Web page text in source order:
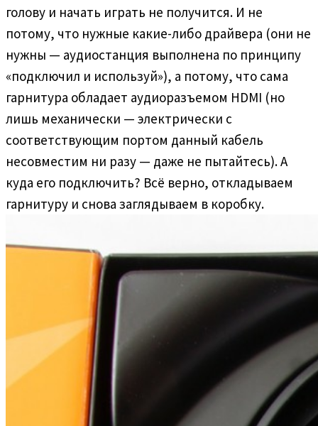
голову и начать играть не получится. И не
потому, что нужные какие-либо драйвера (они не
нужны — аудиостанция выполнена по принципу
«подключил и используй»), а потому, что сама
гарнитура обладает аудиоразъемом HDMI (но
лишь механически — электрически с
соответствующим портом данный кабель
несовместим ни разу — даже не пытайтесь). А
куда его подключить? Всё верно, откладываем
гарнитуру и снова заглядываем в коробку.